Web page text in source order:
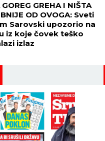
GREHA I NIŠTA
OD OVOGA: Sveti
Sarovski upozorio na
iz koje čovek teško
izlaz